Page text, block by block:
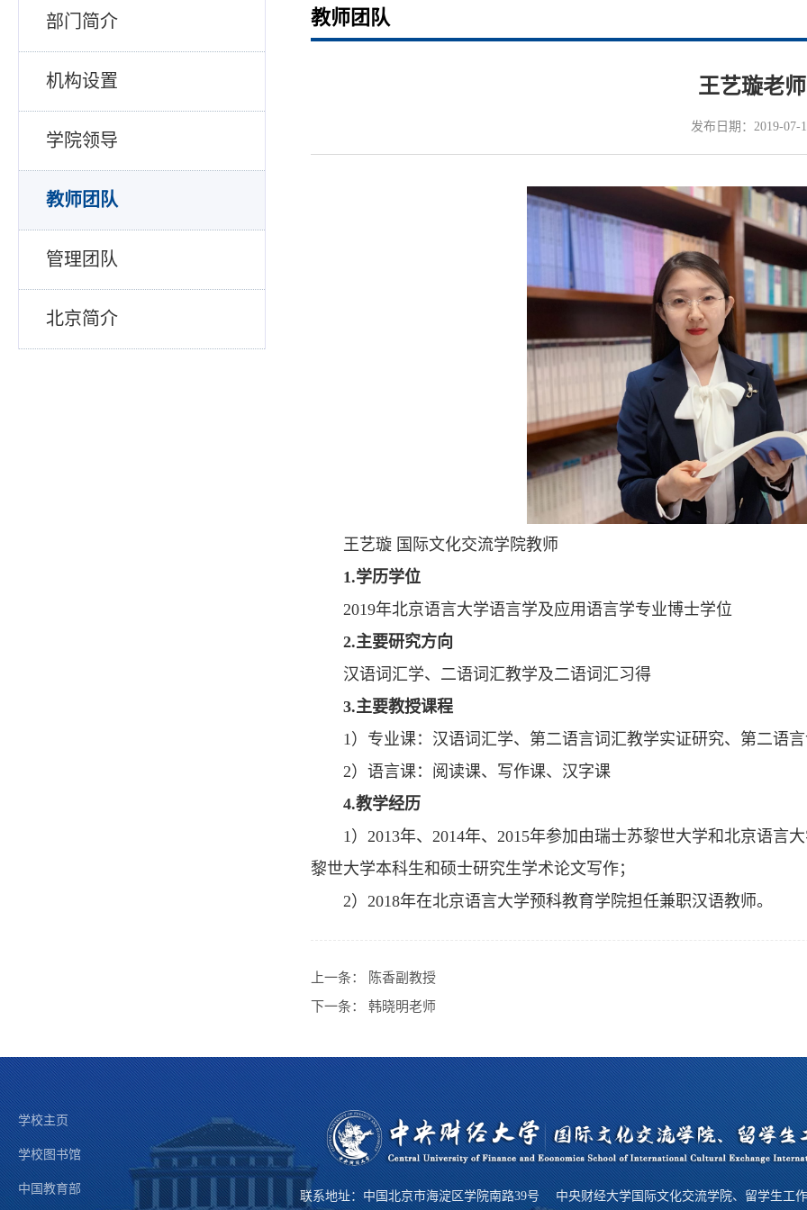
部门简介
机构设置
学院领导
教师团队
管理团队
北京简介
教师团队
王艺璇老师
发布日期：2019-07-
王艺璇 国际文化交流学院教师
1.学历学位
2019年北京语言大学语言学及应用语言学专业博士学位
2.主要研究方向
汉语词汇学、二语词汇教学及二语词汇习得
3.主要教授课程
1）专业课：汉语词汇学、第二语言词汇教学实证研究、第二语
2）语言课：阅读课、写作课、汉字课
4.教学经历
1）2013年、2014年、2015年参加由瑞士苏黎世大学和北京语言
黎世大学本科生和硕士研究生学术论文写作；
2）2018年在北京语言大学预科教育学院担任兼职汉语教师。
上一条：
陈香副教授
下一条： 韩晓明老师
学校主页
学校图书馆
中国教育部
联系地址：中国北京市海淀区学院南路39号 中央财经大学国际文化交流学院、留学生